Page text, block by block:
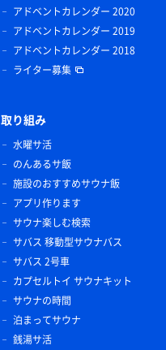
アドベントカレンダー 2020
アドベントカレンダー 2019
アドベントカレンダー 2018
ライター募集
取り組み
水曜サ活
のんあるサ飯
施設のおすすめサウナ飯
アプリ作ります
サウナ楽しむ検索
サバス 移動型サウナバス
サバス 2号車
カプセルトイ サウナキット
サウナの時間
泊まってサウナ
銭湯サ活